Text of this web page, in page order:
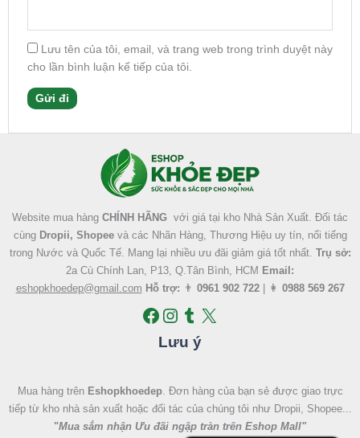
Lưu tên của tôi, email, và trang web trong trình duyệt này
cho lần bình luận kế tiếp của tôi.
Website mua hàng CHÍNH HÃNG với giá tại kho Nhà Sản Xuất. Đối tác
cùng Dropii, Shopeevà các Nhãn Hàng, Thương Hiệu uy tín, nổi tiếng
trong Nước và Quốc Tế. Mang lại nhiều ưu đãi giảm giá tốt nhất. Trụ sở:
2a Cù Chính Lan, P13, Q.Tân Bình, HCM Email:
eshopkhoedep@gmail.com Hỗ trợ: 👨 0961 902 722| 👩 0988 569 267
Lưu ý
Mua hàng trên Eshopkhoedep. Đơn hàng của bạn sẻ được giao trực
tiếp từ kho nhà sản xuất hoặc đối tác của chúng tôi như Dropii, Shopee...
"Mua sắm nhận Ưu đãi ngập tràn trên Eshop Mall"